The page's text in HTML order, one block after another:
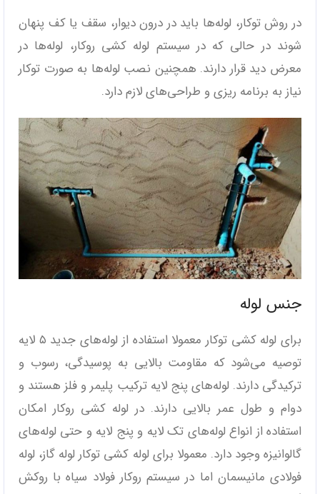
در روش توکار، لوله‌ها باید در درون دیوار، سقف یا کف پنهان
شوند در حالی که در سیستم لوله کشی روکار، لوله‌ها در
معرض دید قرار دارند. همچنین نصب لوله‌ها به صورت توکار
نیاز به برنامه ریزی و طراحی‌های لازم دارد.
جنس لوله
برای لوله کشی توکار معمولا استفاده از لوله‌های جدید ۵ لایه
توصیه می‌شود که مقاومت بالایی به پوسیدگی، رسوب و
ترکیدگی دارند. لوله‌های پنج لایه ترکیب پلیمر و فلز هستند و
دوام و طول عمر بالایی دارند. در لوله کشی روکار امکان
استفاده از انواع لوله‌های تک لایه و پنج لایه و حتی لوله‌های
گالوانیزه وجود دارد. معمولا برای لوله کشی توکار لوله گاز، لوله
فولادی مانیسمان اما در سیستم روکار فولاد سیاه با روکش